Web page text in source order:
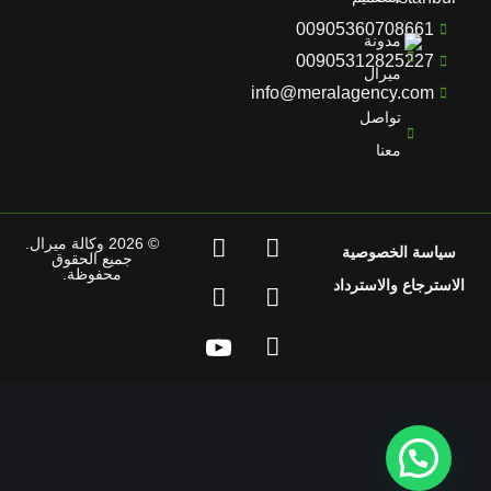
00905360708661
00905312825227
info@meralagency.com
مدونة
ميرال
تواصل
معنا
سياسة الخصوصية
الاسترجاع والاسترداد
© 2026 وكالة ميرال.
جميع الحقوق
محفوظة.